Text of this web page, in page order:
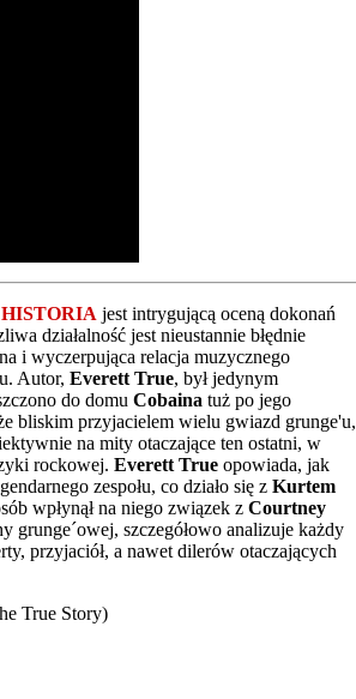
jest intrygującą oceną dokonań
działalność jest nieustannie błędnie
i wyczerpująca relacja muzycznego
Autor, Everett True, był jedynym
do domu Cobaina tuż po jego
bliskim przyjacielem wielu gwiazd grunge'u,
na mity otaczające ten ostatni, w
rockowej. Everett True opowiada, jak
zespołu, co działo się z Kurtem
wpłynął na niego związek z Courtney
grunge´owej, szczegółowo analizuje każdy
przyjaciół, a nawet dilerów otaczających
True Story)